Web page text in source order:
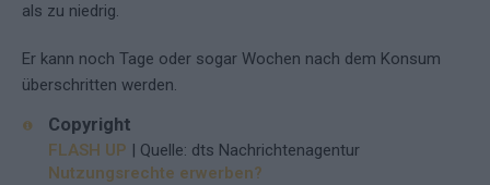
als zu niedrig.
Er kann noch Tage oder sogar Wochen nach dem Konsum
überschritten werden.
Copyright
FLASH UP | Quelle: dts Nachrichtenagentur
Nutzungsrechte erwerben?